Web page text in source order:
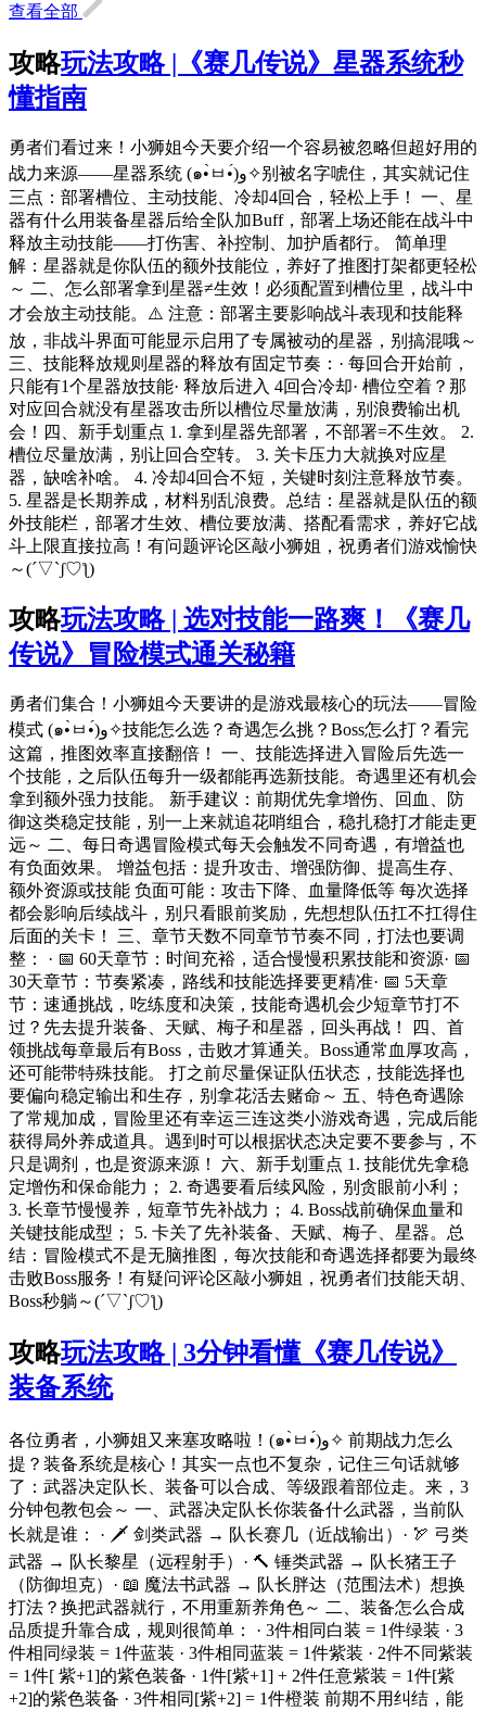
查看全部
攻略玩法攻略 |《赛几传说》星器系统秒
懂指南
勇者们看过来！小狮姐今天要介绍一个容易被忽略但超好用的
战力来源——星器系统 (๑•̀ㅂ•́)و✧别被名字唬住，其实就记住
三点：部署槽位、主动技能、冷却4回合，轻松上手！ 一、星
器有什么用装备星器后给全队加Buff，部署上场还能在战斗中
释放主动技能——打伤害、补控制、加护盾都行。 简单理
解：星器就是你队伍的额外技能位，养好了推图打架都更轻松
～ 二、怎么部署拿到星器≠生效！必须配置到槽位里，战斗中
才会放主动技能。⚠️ 注意：部署主要影响战斗表现和技能释
放，非战斗界面可能显示启用了专属被动的星器，别搞混哦～
三、技能释放规则星器的释放有固定节奏：· 每回合开始前，
只能有1个星器放技能· 释放后进入 4回合冷却· 槽位空着？那
对应回合就没有星器攻击所以槽位尽量放满，别浪费输出机
会！四、新手划重点 1. 拿到星器先部署，不部署=不生效。 2.
槽位尽量放满，别让回合空转。 3. 关卡压力大就换对应星
器，缺啥补啥。 4. 冷却4回合不短，关键时刻注意释放节奏。
5. 星器是长期养成，材料别乱浪费。总结：星器就是队伍的额
外技能栏，部署才生效、槽位要放满、搭配看需求，养好它战
斗上限直接拉高！有问题评论区敲小狮姐，祝勇者们游戏愉快
～(´▽`ʃ♡ƪ)
攻略玩法攻略 | 选对技能一路爽！《赛几
传说》冒险模式通关秘籍
勇者们集合！小狮姐今天要讲的是游戏最核心的玩法——冒险
模式 (๑•̀ㅂ•́)و✧技能怎么选？奇遇怎么挑？Boss怎么打？看完
这篇，推图效率直接翻倍！ 一、技能选择进入冒险后先选一
个技能，之后队伍每升一级都能再选新技能。奇遇里还有机会
拿到额外强力技能。 新手建议：前期优先拿增伤、回血、防
御这类稳定技能，别一上来就追花哨组合，稳扎稳打才能走更
远～ 二、每日奇遇冒险模式每天会触发不同奇遇，有增益也
有负面效果。 增益包括：提升攻击、增强防御、提高生存、
额外资源或技能 负面可能：攻击下降、血量降低等 每次选择
都会影响后续战斗，别只看眼前奖励，先想想队伍扛不扛得住
后面的关卡！ 三、章节天数不同章节节奏不同，打法也要调
整： · 📅 60天章节：时间充裕，适合慢慢积累技能和资源· 📅
30天章节：节奏紧凑，路线和技能选择要更精准· 📅 5天章
节：速通挑战，吃练度和决策，技能奇遇机会少短章节打不
过？先去提升装备、天赋、梅子和星器，回头再战！ 四、首
领挑战每章最后有Boss，击败才算通关。Boss通常血厚攻高，
还可能带特殊技能。 打之前尽量保证队伍状态，技能选择也
要偏向稳定输出和生存，别拿花活去赌命～ 五、特色奇遇除
了常规加成，冒险里还有幸运三连这类小游戏奇遇，完成后能
获得局外养成道具。遇到时可以根据状态决定要不要参与，不
只是调剂，也是资源来源！ 六、新手划重点 1. 技能优先拿稳
定增伤和保命能力； 2. 奇遇要看后续风险，别贪眼前小利；
3. 长章节慢慢养，短章节先补战力； 4. Boss战前确保血量和
关键技能成型； 5. 卡关了先补装备、天赋、梅子、星器。总
结：冒险模式不是无脑推图，每次技能和奇遇选择都要为最终
击败Boss服务！有疑问评论区敲小狮姐，祝勇者们技能天胡、
Boss秒躺～(´▽`ʃ♡ƪ)
攻略玩法攻略 | 3分钟看懂《赛几传说》
装备系统
各位勇者，小狮姐又来塞攻略啦！(๑•̀ㅂ•́)و✧ 前期战力怎么
提？装备系统是核心！其实一点也不复杂，记住三句话就够
了：武器决定队长、装备可以合成、等级跟着部位走。来，3
分钟包教包会～ 一、武器决定队长你装备什么武器，当前队
长就是谁： · 🗡️ 剑类武器 → 队长赛几（近战输出）· 🏹 弓类
武器 → 队长黎星（远程射手）· 🔨 锤类武器 → 队长猪王子
（防御坦克）· 📖 魔法书武器 → 队长胖达（范围法术）想换
打法？换把武器就行，不用重新养角色～ 二、装备怎么合成
品质提升靠合成，规则很简单： · 3件相同白装 = 1件绿装 · 3
件相同绿装 = 1件蓝装 · 3件相同蓝装 = 1件紫装 · 2件不同紫装
= 1件[ 紫+1]的紫色装备 · 1件[紫+1] + 2件任意紫装 = 1件[紫
+2]的紫色装备 · 3件相同[紫+2] = 1件橙装 前期不用纠结，能